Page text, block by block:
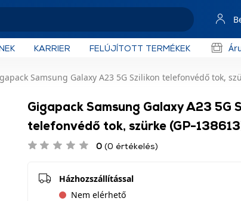
KARRIER FELÚJÍTOTT TERMÉKEK
Samsung Galaxy A23 5G Szilikon telefonvédő tok,
Gigapack Samsung Galaxy A23 5G
telefonvédő tok, szürke (GP-
0 (0 értékelés)
Házhozszállítással
Nem elérhető